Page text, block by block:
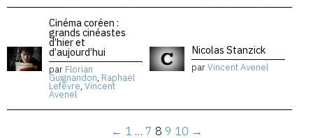
Cinéma coréen :
grands cinéastes
d’hier et
d’aujourd’hui
par Florian
Guignandon, Raphaël
Lefèvre, Vincent
Avenel
Nicolas Stanzick
parVincent Avenel
← 1 … 7 8 9 10 →